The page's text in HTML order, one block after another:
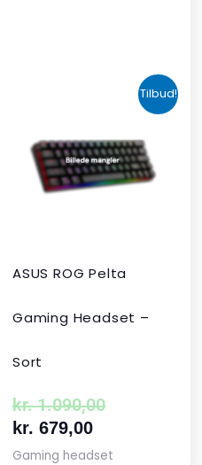
Tilbud!
ASUS ROG Pelta
Gaming Headset –
Sort
kr.1.090,00
oprindelige
pris
var:
kr.
kr. 679,00
aktuelle
pris
er:
kr. 679,00.
Gaming headset